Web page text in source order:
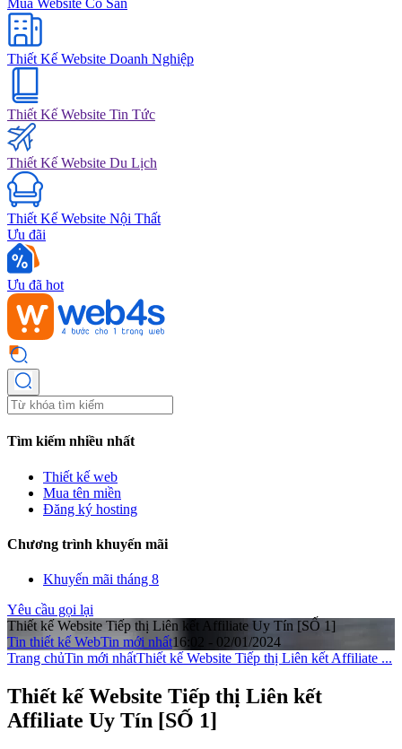
Mua Website Có Sẵn
Thiết Kế Website Doanh Nghiệp
Thiết Kế Website Tin Tức
Thiết Kế Website Du Lịch
Thiết Kế Website Nội Thất
Ưu đãi
Ưu đã hot
Tìm kiếm nhiều nhất
Thiết kế web
Mua tên miền
Đăng ký hosting
Chương trình khuyến mãi
Khuyến mãi tháng 8
Yêu cầu gọi lại
Thiết kế Website Tiếp thị Liên kết Affiliate Uy Tín [SỐ 1]
Tin thiết kế WebTin mới nhất16:02 - 02/01/2024
Trang chủTin mới nhấtThiết kế Website Tiếp thị Liên kết Affiliate ...
Thiết kế Website Tiếp thị Liên kết
Affiliate Uy Tín [SỐ 1]